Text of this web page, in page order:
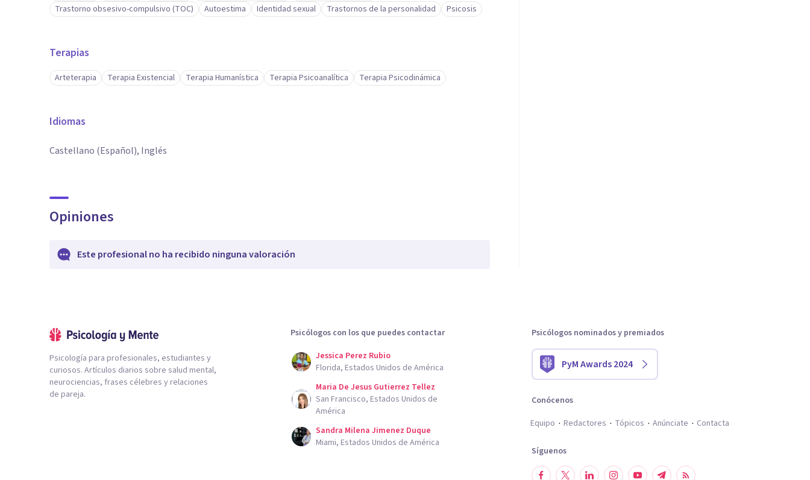
Trastorno obsesivo-compulsivo (TOC)
Autoestima Identidad sexual Trastornos de la personalidad Psicosis
Terapias
Arteterapia Terapia Existencial Terapia Humanística Terapia Psicoanalítica Terapia Psicodinámica
Idiomas
Castellano (Español), Inglés
Opiniones
Este profesional no ha recibido ninguna valoración
Psicología para profesionales, estudiantes y
curiosos. Artículos diarios sobre salud mental,
neurociencias, frases célebres y relaciones
de pareja.
Psicólogos con los que puedes contactar
Jessica Perez Rubio
Florida, Estados Unidos de América
Maria De Jesus Gutierrez Tellez
San Francisco, Estados Unidos de
América
Sandra Milena Jimenez Duque
Miami, Estados Unidos de América
Psicólogos nominados y premiados
PyM Awards 2024
Conócenos
Equipo
Redactores Tópicos Anúnciate Contacta
Síguenos